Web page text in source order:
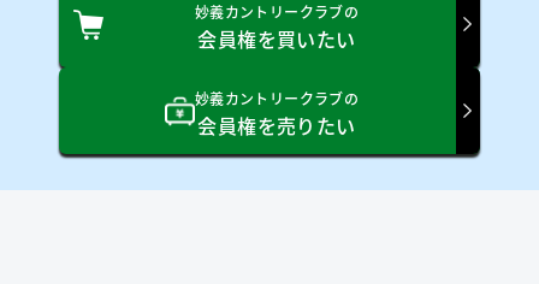
妙義カントリークラブの
会員権を買いたい
妙義カントリークラブの
会員権を売りたい